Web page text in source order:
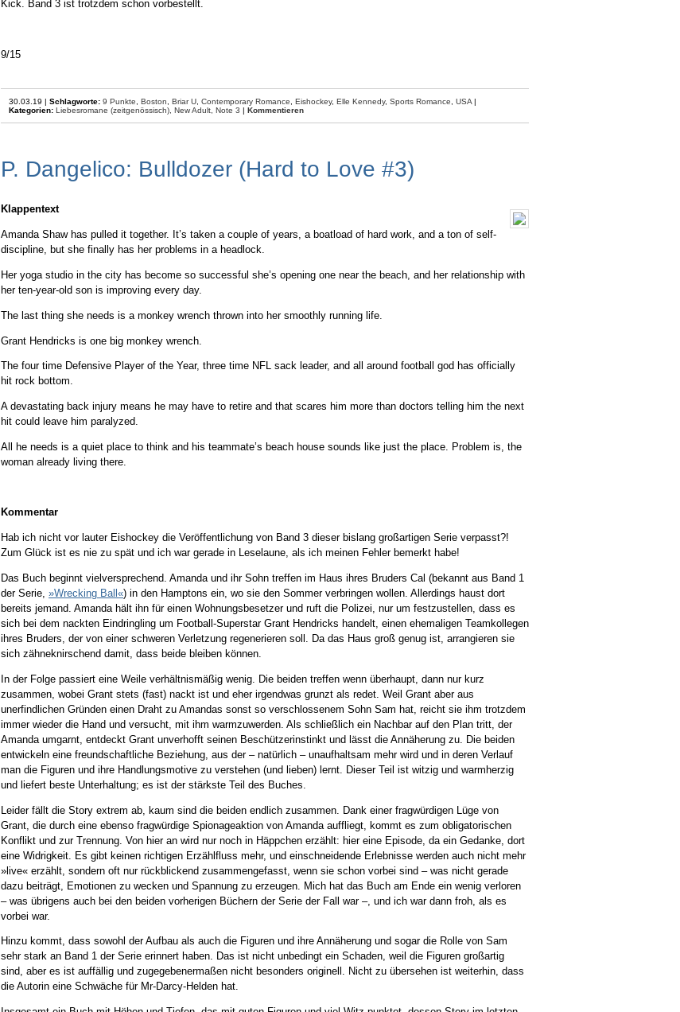
Kick. Band 3 ist trotzdem schon vorbestellt.
9/15
30.03.19 | Schlagworte: 9 Punkte Boston Briar U Contemporary Romance Eishockey, Elle Kennedy, Sports Romance USA |
Kategorien: Liebesromane (zeitgenössisch), New Adult, Note 3 | Kommentieren
P. Dangelico: Bulldozer (Hard to Love #3)
Klappentext
Amanda Shaw has pulled it together. It’s taken a couple of years, a boatload of hard work, and a ton of self-
discipline, but she finally has her problems in a headlock.
Her yoga studio in the city has become so successful she’s opening one near the beach, and her relationship with
her ten-year-old son is improving every day.
The last thing she needs is a monkey wrench thrown into her smoothly running life.
Grant Hendricks is one big monkey wrench.
The four time Defensive Player of the Year, three time NFL sack leader, and all around football god has officially
hit rock bottom.
A devastating back injury means he may have to retire and that scares him more than doctors telling him the next
hit could leave him paralyzed.
All he needs is a quiet place to think and his teammate’s beach house sounds like just the place. Problem is, the
woman already living there.
Kommentar
Hab ich nicht vor lauter Eishockey die Veröffentlichung von Band 3 dieser bislang großartigen Serie verpasst?!
Zum Glück ist es nie zu spät und ich war gerade in Leselaune, als ich meinen Fehler bemerkt habe!
Das Buch beginnt vielversprechend. Amanda und ihr Sohn treffen im Haus ihres Bruders Cal (bekannt aus Band 1
der Serie, »Wrecking Ball«) in den Hamptons ein, wo sie den Sommer verbringen wollen. Allerdings haust dort
bereits jemand. Amanda hält ihn für einen Wohnungsbesetzer und ruft die Polizei, nur um festzustellen, dass es
sich bei dem nackten Eindringling um Football-Superstar Grant Hendricks handelt, einen ehemaligen Teamkollegen
ihres Bruders, der von einer schweren Verletzung regenerieren soll. Da das Haus groß genug ist, arrangieren sie
sich zähneknirschend damit, dass beide bleiben können.
In der Folge passiert eine Weile verhältnismäßig wenig. Die beiden treffen wenn überhaupt, dann nur kurz
zusammen, wobei Grant stets (fast) nackt ist und eher irgendwas grunzt als redet. Weil Grant aber aus
unerfindlichen Gründen einen Draht zu Amandas sonst so verschlossenem Sohn Sam hat, reicht sie ihm trotzdem
immer wieder die Hand und versucht, mit ihm warmzuwerden. Als schließlich ein Nachbar auf den Plan tritt, der
Amanda umgarnt, entdeckt Grant unverhofft seinen Beschützerinstinkt und lässt die Annäherung zu. Die beiden
entwickeln eine freundschaftliche Beziehung, aus der – natürlich – unaufhaltsam mehr wird und in deren Verlauf
man die Figuren und ihre Handlungsmotive zu verstehen (und lieben) lernt. Dieser Teil ist witzig und warmherzig
und liefert beste Unterhaltung; es ist der stärkste Teil des Buches.
Leider fällt die Story extrem ab, kaum sind die beiden endlich zusammen. Dank einer fragwürdigen Lüge von
Grant, die durch eine ebenso fragwürdige Spionageaktion von Amanda auffliegt, kommt es zum obligatorischen
Konflikt und zur Trennung. Von hier an wird nur noch in Häppchen erzählt: hier eine Episode, da ein Gedanke, dort
eine Widrigkeit. Es gibt keinen richtigen Erzählfluss mehr, und einschneidende Erlebnisse werden auch nicht mehr
»live« erzählt, sondern oft nur rückblickend zusammengefasst, wenn sie schon vorbei sind – was nicht gerade
dazu beiträgt, Emotionen zu wecken und Spannung zu erzeugen. Mich hat das Buch am Ende ein wenig verloren
– was übrigens auch bei den beiden vorherigen Büchern der Serie der Fall war –, und ich war dann froh, als es
vorbei war.
Hinzu kommt, dass sowohl der Aufbau als auch die Figuren und ihre Annäherung und sogar die Rolle von Sam
sehr stark an Band 1 der Serie erinnert haben. Das ist nicht unbedingt ein Schaden, weil die Figuren großartig
sind, aber es ist auffällig und zugegebenermaßen nicht besonders originell. Nicht zu übersehen ist weiterhin, dass
die Autorin eine Schwäche für Mr-Darcy-Helden hat.